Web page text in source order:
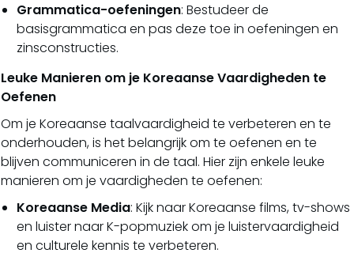
Grammatica-oefeningen: Bestudeer de
basisgrammatica en pas deze toe in oefeningen en
zinsconstructies.
Leuke Manieren om je Koreaanse Vaardigheden te
Oefenen
Om je Koreaanse taalvaardigheid te verbeteren en te
onderhouden, is het belangrijk om te oefenen en te
blijven communiceren in de taal. Hier zijn enkele leuke
manieren om je vaardigheden te oefenen:
Koreaanse Media: Kijk naar Koreaanse films, tv-shows
en luister naar K-popmuziek om je luistervaardigheid
en culturele kennis te verbeteren.